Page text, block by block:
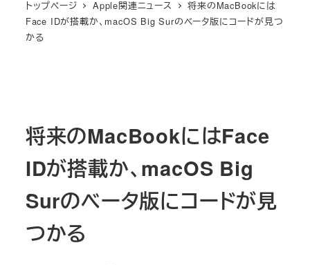
トップページ Apple関連ニュース
将来のMacBookには
Face IDが搭載か、macOS Big Surのベータ版にコードが見つ
かる
将来のMacBookにはFace
IDが搭載か、macOS Big
Surのベータ版にコードが見
つかる